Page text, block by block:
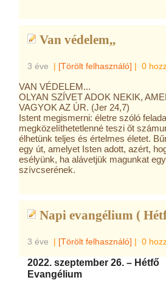
Van védelem,,
3 éve | [Törölt felhasználó] | 0
VAN VÉDELEM...
OLYAN SZÍVET ADOK NEKIK,
VAGYOK AZ ÚR. (Jer 24,7)
Istent megismerni: életre szóló
megközelíthetetlenné teszi őt
élhetünk teljes és értelmes életet.
egy út, amelyet Isten adott, azért,
esélyünk, ha alávetjük magunkat
szívcserének.
Napi evangélium (
3 éve | [Törölt felhasználó] | 0
2022. szeptember 26. – Hétfő
Evangélium